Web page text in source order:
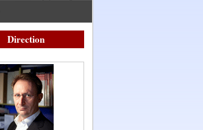
Direction